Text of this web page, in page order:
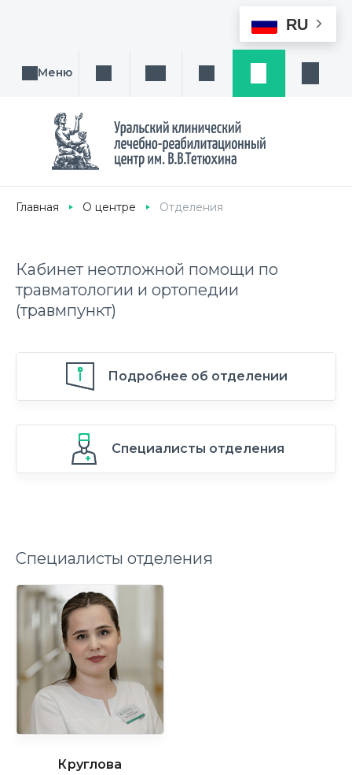
RU
Меню Поиск услуги, направления или врача
Написать намЗаказ звонка
Главная О центре Отделения
Кабинет неотложной помощи по
травматологии и ортопедии
(травмпункт)
Подробнее об отделении
Специалисты отделения
Специалисты отделения
Круглова